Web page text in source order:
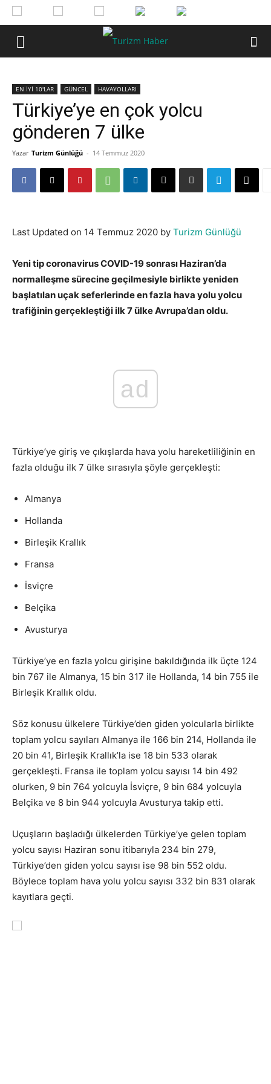
EN İYİ 10'LAR GÜNCEL HAVAYOLLARI
Türkiye’ye en çok yolcu
gönderen 7 ülke
Yazar Turizm Günlüğü - 14 Temmuz 2020
Last Updated on 14 Temmuz 2020 by Turizm Günlüğü
Yeni tip coronavirus COVID-19 sonrası Haziran’da
normalleşme sürecine geçilmesiyle birlikte yeniden
başlatılan uçak seferlerinde en fazla hava yolu yolcu
trafiğinin gerçekleştiği ilk 7 ülke Avrupa’dan oldu.
ad
Türkiye’ye giriş ve çıkışlarda hava yolu hareketliliğinin en
fazla olduğu ilk 7 ülke sırasıyla şöyle gerçekleşti:
Almanya
Hollanda
Birleşik Krallık
Fransa
İsviçre
Belçika
Avusturya
Türkiye’ye en fazla yolcu girişine bakıldığında ilk üçte 124
bin 767 ile Almanya, 15 bin 317 ile Hollanda, 14 bin 755 ile
Birleşik Krallık oldu.
Söz konusu ülkelere Türkiye’den giden yolcularla birlikte
toplam yolcu sayıları Almanya ile 166 bin 214, Hollanda ile
20 bin 41, Birleşik Krallık’la ise 18 bin 533 olarak
gerçekleşti. Fransa ile toplam yolcu sayısı 14 bin 492
olurken, 9 bin 764 yolcuyla İsviçre, 9 bin 684 yolcuyla
Belçika ve 8 bin 944 yolcuyla Avusturya takip etti.
Uçuşların başladığı ülkelerden Türkiye’ye gelen toplam
yolcu sayısı Haziran sonu itibarıyla 234 bin 279,
Türkiye’den giden yolcu sayısı ise 98 bin 552 oldu.
Böylece toplam hava yolu yolcu sayısı 332 bin 831 olarak
kayıtlara geçti.